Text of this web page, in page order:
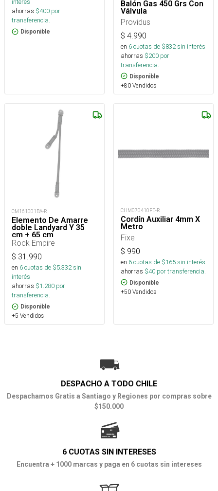
ahorras $400 por
transferencia.
Disponible
Balón Gas 450 Grs Con
Válvula
Providus
$ 4.990
en 6cuotas de $832sin interés
ahorras $200 por
transferencia.
Disponible
+80 Vendidos
CM161001BA-R
Elemento De Amarre
doble Landyard Y 35
cm + 65 cm
Rock Empire
$ 31.990
en 6cuotas de $5.332sin
interés
ahorras $1.280 por
transferencia.
Disponible
+5 Vendidos
CHM070410FE-R
Cordín Auxiliar 4mm X
Metro
Fixe
$ 990
en 6cuotas de $165sin interés
ahorras $40 por transferencia.
Disponible
+50 Vendidos
DESPACHO A TODO CHILE
Despachamos Gratis a Santiago y Regiones por compras sobre
$150.000
6 CUOTAS SIN INTERESES
Encuentra + 1000 marcas y paga en 6 cuotas sin intereses